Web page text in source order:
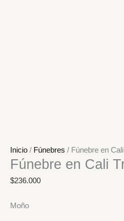
Inicio / Fúnebres / Fúnebre en
Fúnebre en Cali
$236.000
Moño